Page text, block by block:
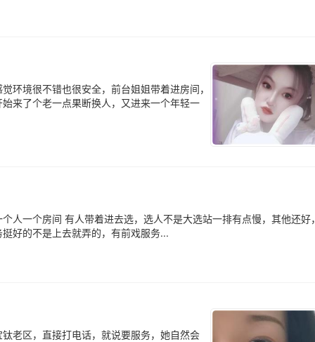
环境很不错也很安全，前台姐姐带着进房间，
来了个老一点果断换人，又进来一个年轻一
人一个房间 有人带着进去选，选人不是大选站一排有点慢，其他还好，
好的不是上去就弄的，有前戏服务...
老区，直接打电话，就说要服务，她自然会